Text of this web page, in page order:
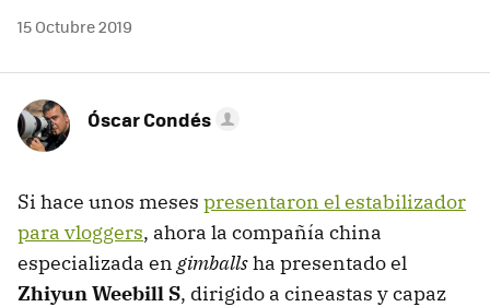
15 Octubre 2019
Óscar Condés
Si hace unos meses presentaron el estabilizador
para vloggers, ahora la compañía china
especializada en gimballsha presentado el
Zhiyun Weebill S, dirigido a cineastas y capaz